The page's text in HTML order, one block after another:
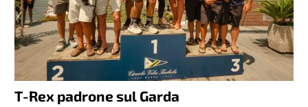
T-Rex padrone sul Garda